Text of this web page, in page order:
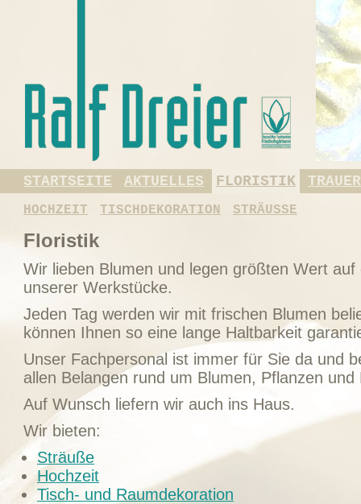
STARTSEITE AKTUELLES FLORISTIK
HOCHZEIT TISCHDEKORATION STRÄUSSE
Floristik
Wir lieben Blumen und legen größten Wert auf
unserer Werkstücke.
Jeden Tag werden wir mit frischen Blumen
können Ihnen so eine lange Haltbarkeit
Unser Fachpersonal ist immer für Sie da und
allen Belangen rund um Blumen, Pflanzen und
Auf Wunsch liefern wir auch ins Haus.
Wir bieten:
Sträuße
Hochzeit
Tisch- und Raumdekoration